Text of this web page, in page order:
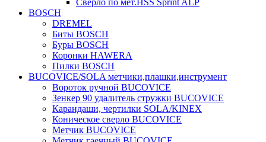
Сверло по мет.HSS Sprint ALP
BOSCH
DREMEL
Биты BOSCH
Буры BOSCH
Коронки HAWERA
Пилки BOSCH
BUCOVICE/SOLA метчики,плашки,инструмент
Вороток ручной BUCOVICE
Зенкер 90 удалитель стружки BUCOVICE
Карандаши, чертилки SOLA/KINEX
Коническое сверло BUCOVICE
Метчик BUCOVICE